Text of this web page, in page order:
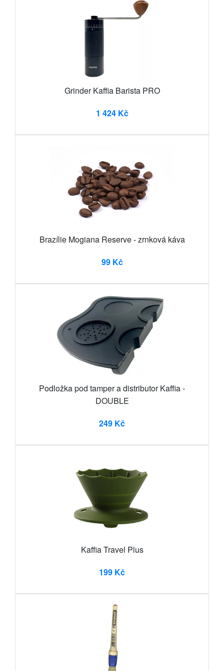
Grinder Kaffia Barista PRO
1 424 Kč
Brazílie Mogiana Reserve - zrnková káva
99 Kč
Podložka pod tamper a distributor Kaffia -
DOUBLE
249 Kč
Kaffia Travel Plus
199 Kč